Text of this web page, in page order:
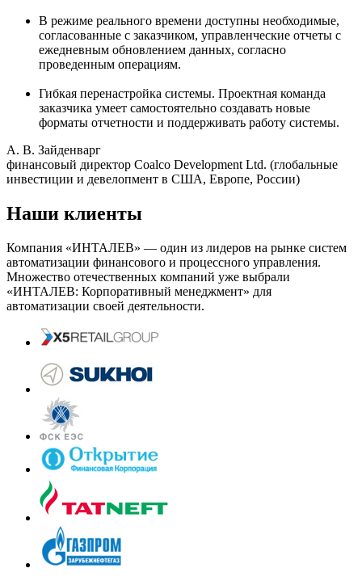
В режиме реального времени доступны необходимые,
согласованные с заказчиком, управленческие отчеты с
ежедневным обновлением данных, согласно
проведенным операциям.
Гибкая перенастройка системы. Проектная команда
заказчика умеет самостоятельно создавать новые
форматы отчетности и поддерживать работу системы.
А. В. Зайденварг
финансовый директор Coalco Development Ltd. (глобальные
инвестиции и девелопмент в США, Европе, России)
Наши клиенты
Компания «ИНТАЛЕВ» — один из лидеров на рынке систем
автоматизации финансового и процессного управления.
Множество отечественных компаний уже выбрали
«ИНТАЛЕВ: Корпоративный менеджмент» для
автоматизации своей деятельности.